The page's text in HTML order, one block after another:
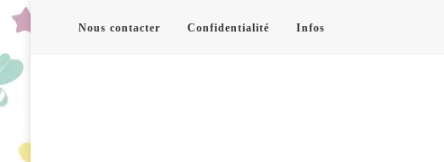
Nous contacter Confidentialité Infos